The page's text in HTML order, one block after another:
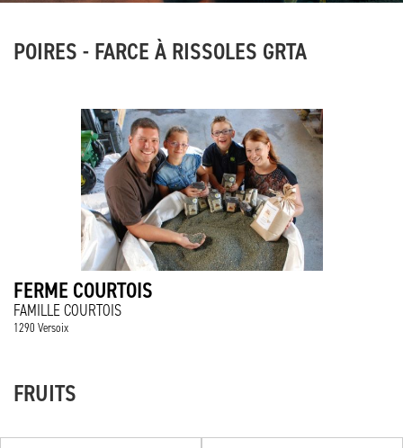
POIRES - FARCE À RISSOLES GRTA
FERME COURTOIS
FAMILLE COURTOIS
1290 Versoix
FRUITS